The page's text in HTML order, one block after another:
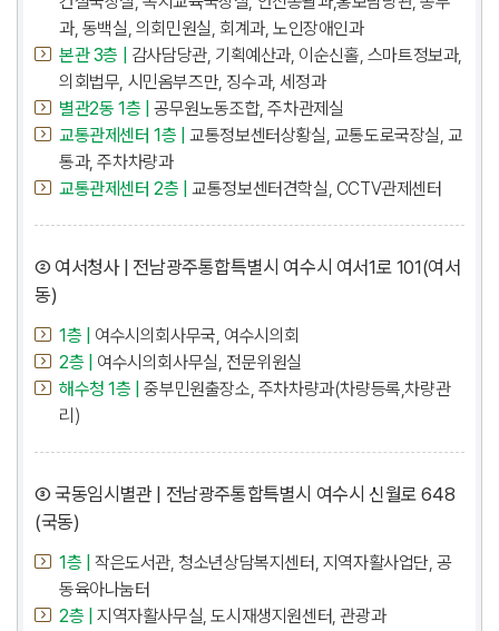
과, 동백실, 의회민원실, 회계과, 노인장애인과
본관 3층 |
감사담당관, 기획예산과, 이순신홀, 스마트정보과,
의회법무, 시민옴부즈만, 징수과, 세정과
별관2동 1층 |
공무원노동조합, 주차관제실
교통관제센터 1층 |
교통정보센터상황실, 교통도로국장실, 교
통과, 주차차량과
교통관제센터 2층 |
교통정보센터견학실, CCTV관제센터
② 여서청사 | 전남광주통합특별시 여수시 여서1로 101(여서
동)
1층 |
여수시의회사무국, 여수시의회
2층 |
여수시의회사무실, 전문위원실
해수청 1층 |
중부민원출장소, 주차차량과(차량등록,차량관
리)
③ 국동임시별관 | 전남광주통합특별시 여수시 신월로 648
(국동)
1층 |
작은도서관, 청소년상담복지센터, 지역자활사업단, 공
동육아나눔터
2층 |
지역자활사무실, 도시재생지원센터, 관광과